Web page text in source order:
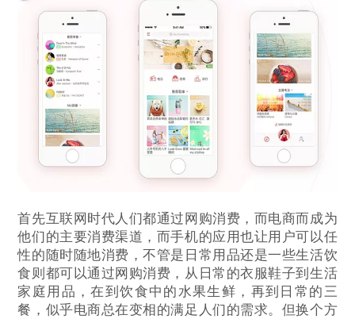
首先互联网时代人们都通过网购消费，而电商而成为
他们的主要消费渠道，而手机的应用也让用户可以任
性的随时随地消费，不管是日常用品还是一些生活饮
食则都可以通过网购消费，从日常的衣服鞋子到生活
家庭用品，在到饮食中的水果生鲜，再到日常的三
餐，似乎电商总在变相的满足人们的需求。但换个方